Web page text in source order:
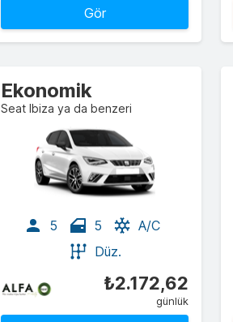
Gör
Ekonomik
Seat Ibiza ya da benzeri
5 5
A/C
Düz.
₺2.172,62
günlük